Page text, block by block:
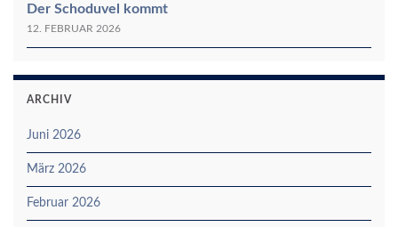
Der Schoduvel kommt
12. FEBRUAR 2026
ARCHIV
Juni 2026
März 2026
Februar 2026